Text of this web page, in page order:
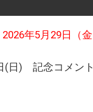
2026年5月29日（金
(日) 記念コメン